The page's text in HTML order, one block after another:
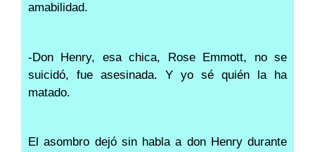
amabilidad.
-Don Henry, esa chica, Rose Emmott, no se
suicidó, fue asesinada. Y yo sé quién la ha
matado.
El asombro dejó sin habla a don Henry durante